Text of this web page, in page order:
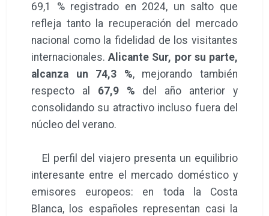
69,1 % registrado en 2024, un salto que
refleja tanto la recuperación del mercado
nacional como la fidelidad de los visitantes
internacionales.Alicante Sur, por su parte,
alcanza un 74,3 %, mejorando también
respecto al 67,9 % del año anterior y
consolidando su atractivo incluso fuera del
núcleo del verano.
El perfil del viajero presenta un equilibrio
interesante entre el mercado doméstico y
emisores europeos: en toda la Costa
Blanca, los españoles representan casi la